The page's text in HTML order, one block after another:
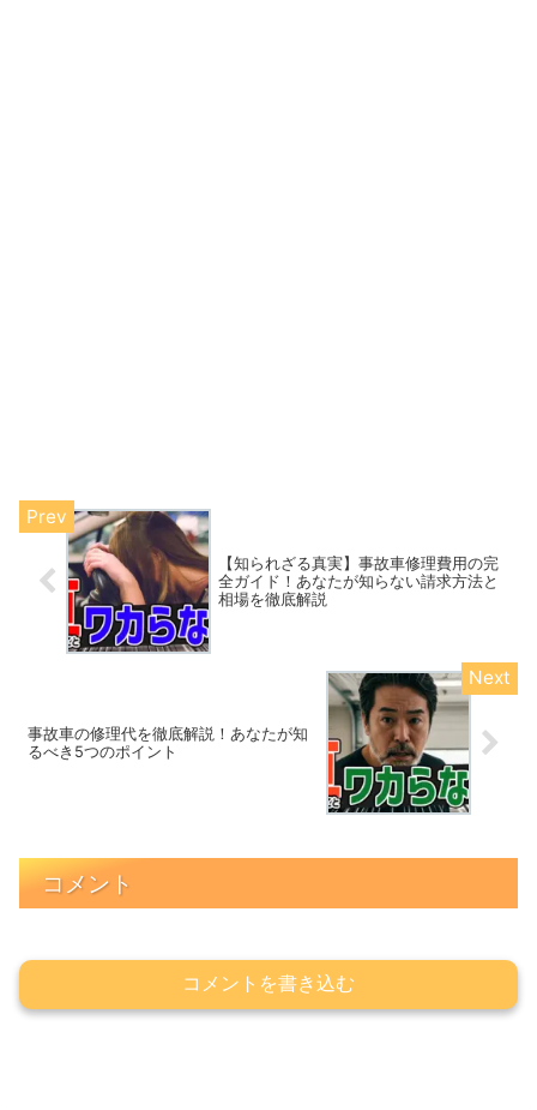
【知られざる真実】事故車修理費用の完
全ガイド！あなたが知らない請求方法と
相場を徹底解説
事故車の修理代を徹底解説！あなたが知
るべき5つのポイント
コメント
コメントを書き込む